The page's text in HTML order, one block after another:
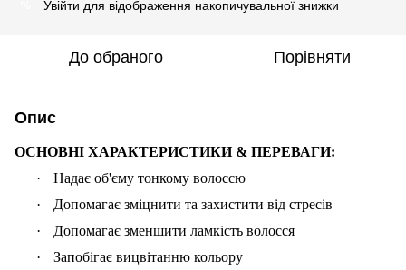
Увійти для відображення накопичувальної знижки
До обраного Порівняти
Опис
ОСНОВНІ ХАРАКТЕРИСТИКИ & ПЕРЕВАГИ:
·
Надає об'єму тонкому волоссю
·
Допомагає зміцнити та захистити від стресів
·
Допомагає зменшити ламкість волосся
·
Запобігає вицвітанню кольору